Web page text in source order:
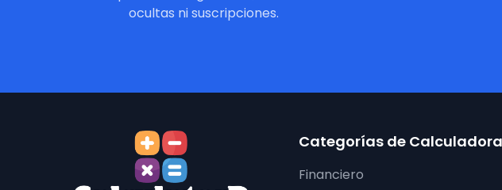
ocultas ni suscripciones.
Categorías de
Financiero